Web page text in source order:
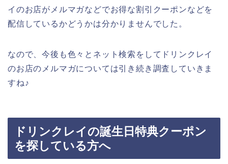
イのお店がメルマガなどでお得な割引クーポンなどを
配信しているかどうかは分かりませんでした。
なので、今後も色々とネット検索をしてドリンクレイ
のお店のメルマガについては引き続き調査していきま
すね♪
ドリンクレイの誕生日特典クーポン
を探している方へ